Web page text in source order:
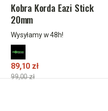
Kobra Korda Eazi Stick
20mm
Wysyłamy w 48h!
89,10 zł
99,00 zł